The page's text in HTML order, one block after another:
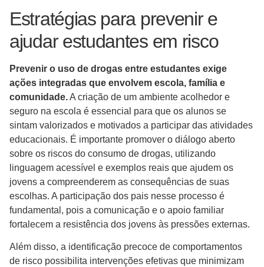
Estratégias para prevenir e
ajudar estudantes em risco
Prevenir o uso de drogas entre estudantes exige
ações integradas que envolvem escola, família e
comunidade.A criação de um ambiente acolhedor e
seguro na escola é essencial para que os alunos se
sintam valorizados e motivados a participar das atividades
educacionais. É importante promover o diálogo aberto
sobre os riscos do consumo de drogas, utilizando
linguagem acessível e exemplos reais que ajudem os
jovens a compreenderem as consequências de suas
escolhas. A participação dos pais nesse processo é
fundamental, pois a comunicação e o apoio familiar
fortalecem a resistência dos jovens às pressões externas.
Além disso, a identificação precoce de comportamentos
de risco possibilita intervenções efetivas que minimizam